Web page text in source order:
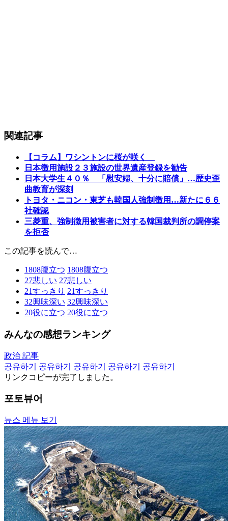
関連記事
【コラム】ワシントンに桜が咲く
日本徴用施設２３施設の世界遺産登録を勧告
日本大学生４０％ 「慰安婦、十分に賠償」…歴史歪
曲教育が深刻
トヨタ・ニコン・東芝も韓国人強制徴用…新たに６６
社確認
三菱重、強制徴用被害者に対する韓国裁判所の調停案
を拒否
この記事を読んで…
1808腹立つ 1808腹立つ
27悲しい 27悲しい
21すっきり 21すっきり
32興味深い 32興味深い
20役に立つ 20役に立つ
みんなの感想ランキング
政治 記事
공유하기
공유하기 공유하기 공유하기
공유하기
リンクコピーが完了しました。
포토뷰어
뉴스 메뉴 보기